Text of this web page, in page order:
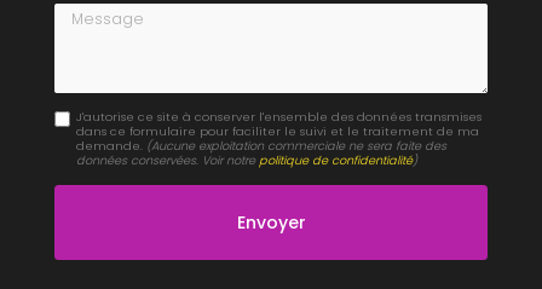
Message
J'autorise ce site à conserver l'ensemble des données transmises
dans ce formulaire pour faciliter le suivi et le traitement de ma
demande. (Aucune exploitation commerciale ne sera faite des
données conservées. Voir notrepolitique de confidentialité)